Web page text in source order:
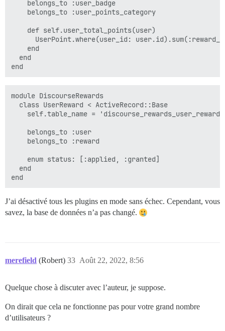
    belongs_to :user_badge
    belongs_to :user_points_category
    def self.user_total_points(user)
UserPoint.where(user_id:
    end
  end
module DiscourseRewards
  class UserReward < ActiveRecord::Base
self.table_name =
    belongs_to :user
    belongs_to :reward
    enum status: [:applied, :granted]
  end
J’ai désactivé tous les plugins en mode sans échec. Cependant, vous
savez, la base de données n’a pas changé.
merefield (Robert) Août 22, 2022, 8:56
33
Quelque chose à discuter avec l’auteur, je suppose.
On dirait que cela ne fonctionne pas pour votre grand nombre
d’utilisateurs ?